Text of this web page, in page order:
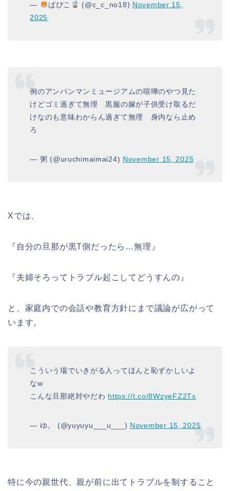
— ぱぴこ (@c_c_no18) November 15,
2025
例のアンパンマンミュージアムの喧嘩のやつ見た
けどゴミ過ぎて無理 黒服の嫁が子供受け取るだ
けなのも意味わからん過ぎて無理 身内なら止め
ろ
— 粥 (@uruchimaimai24) November 15, 2025
Xでは、
『自分の旦那が黒T側だったら…無理』
『夫婦そろってトラブル起こしてどうすんの』
と、家庭内での会話や教育方針にまで議論が広がって
います。
こういう場でいきがる人ってほんと恥ずかしいよ
なw
こんな旦那絶対やだわ https://t.co/8WzyeFZ2Tx
— ゆ。 (@yuyuyu___u___) November 15, 2025
特に今の親世代、親が前に出てトラブルを制すること